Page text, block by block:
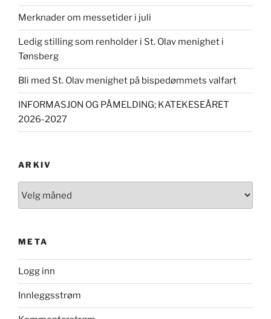
Merknader om messetider i juli
Ledig stilling som renholder i St. Olav menighet i
Tønsberg
Bli med St. Olav menighet på bispedømmets valfart
INFORMASJON OG PÅMELDING; KATEKESEÅRET
2026-2027
ARKIV
META
Logg inn
Innleggsstrøm